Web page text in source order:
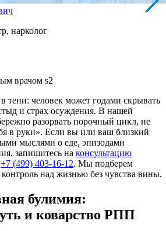
нарколог
врачом s2
в тени: человек может годами скрывать
и страх осуждения. В нашей
разорвать порочный цикл, не
в руки». Если вы или ваш близкий
мыслями о еде, эпизодами
запишитесь на консультацию
+7 (499) 403-16-12. Мы подберем
контроль над жизнью без чувства вины.
булимия:
и коварство РПП